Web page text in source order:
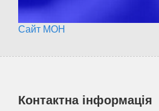
Сайт МОН
Контактна інформація